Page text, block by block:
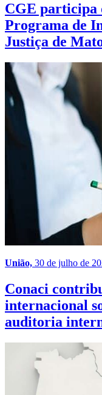
CGE participa
Programa de
Justiça de
União, 30 de julho de
Conaci
internacional
auditoria